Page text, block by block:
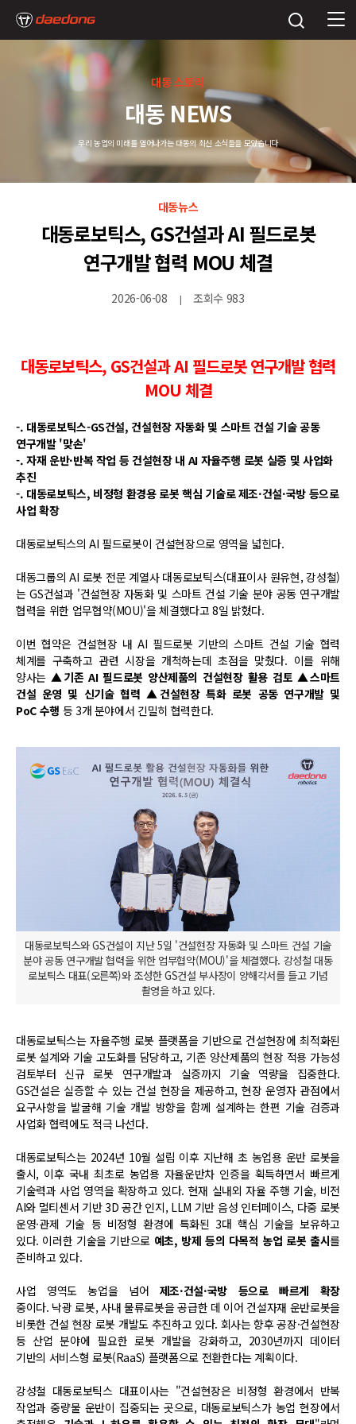
대동 스토리
대동 NEWS
우리 농업의 미래를 열어나가는 대동의 최신 소식들을 모았습니다
대동뉴스
대동로보틱스, GS건설과 AI 필드로봇
연구개발 협력 MOU 체결
2026-06-08 | 조회수 983
대동로보틱스, GS건설과 AI 필드로봇 연구개발 협력
MOU 체결
-. 대동로보틱스-GS건설, 건설현장 자동화 및 스마트 건설 기술 공동
연구개발 '맞손'
-. 자재 운반·반복 작업 등 건설현장 내 AI 자율주행 로봇 실증 및 사업화
추진
-. 대동로보틱스, 비정형 환경용 로봇 핵심 기술로 제조·건설·국방 등으로
사업 확장
대동로보틱스의 AI 필드로봇이 건설현장으로 영역을 넓힌다.
대동그룹의 AI 로봇 전문 계열사 대동로보틱스(대표이사 원유현, 강성철)
는 GS건설과 '건설현장 자동화 및 스마트 건설 기술 분야 공동 연구개발
협력을 위한 업무협약(MOU)'을 체결했다고 8일 밝혔다.
이번 협약은 건설현장 내 AI 필드로봇 기반의 스마트 건설 기술 협력
체계를 구축하고 관련 시장을 개척하는데 초점을 맞췄다. 이를 위해
양사는 ▲기존 AI 필드로봇 양산제품의 건설현장 활용 검토 ▲스마트
건설 운영 및 신기술 협력 ▲건설현장 특화 로봇 공동 연구개발 및
PoC 수행 등 3개 분야에서 긴밀히 협력한다.
대동로보틱스와 GS건설이 지난 5일 '건설현장 자동화 및 스마트 건설 기술
분야 공동 연구개발 협력을 위한 업무협약(MOU)'을 체결했다. 강성철 대동
로보틱스 대표(오른쪽)와 조성한 GS건설 부사장이 양해각서를 들고 기념
촬영을 하고 있다.
대동로보틱스는 자율주행 로봇 플랫폼을 기반으로 건설현장에 최적화된
로봇 설계와 기술 고도화를 담당하고, 기존 양산제품의 현장 적용 가능성
검토부터 신규 로봇 연구개발과 실증까지 기술 역량을 집중한다.
GS건설은 실증할 수 있는 건설 현장을 제공하고, 현장 운영자 관점에서
요구사항을 발굴해 기술 개발 방향을 함께 설계하는 한편 기술 검증과
사업화 협력에도 적극 나선다.
대동로보틱스는 2024년 10월 설립 이후 지난해 초 농업용 운반 로봇을
출시, 이후 국내 최초로 농업용 자율운반차 인증을 획득하면서 빠르게
기술력과 사업 영역을 확장하고 있다. 현재 실내외 자율 주행 기술, 비전
AI와 멀티센서 기반 3D 공간 인지, LLM 기반 음성 인터페이스, 다중 로봇
운영·관제 기술 등 비정형 환경에 특화된 3대 핵심 기술을 보유하고
있다. 이러한 기술을 기반으로 예초, 방제 등의 다목적 농업 로봇 출시를
준비하고 있다.
사업 영역도 농업을 넘어 제조·건설·국방 등으로 빠르게 확장
중이다. 낙광 로봇, 사내 물류로봇을 공급한 데 이어 건설자재 운반로봇을
비롯한 건설 현장 로봇 개발도 추진하고 있다. 회사는 향후 공장·건설현장
등 산업 분야에 필요한 로봇 개발을 강화하고, 2030년까지 데이터
기반의 서비스형 로봇(RaaS) 플랫폼으로 전환한다는 계획이다.
강성철 대동로보틱스 대표이사는 "건설현장은 비정형 환경에서 반복
작업과 중량물 운반이 집중되는 곳으로, 대동로보틱스가 농업 현장에서